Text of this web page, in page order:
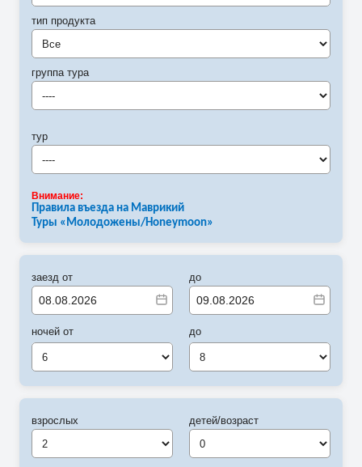
тип продукта
Все
группа тура
----
тур
----
Внимание:
Правила въезда на Маврикий
Туры «Молодожены/Honeymoon»
заезд от
ночей от
6
до
до
8
взрослых детей/возраст